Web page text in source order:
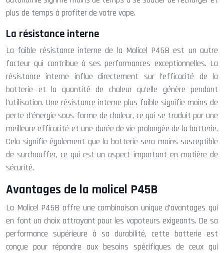
plus de temps à profiter de votre vape.
La résistance interne
La faible résistance interne de la Molicel P45B est un autre
facteur qui contribue à ses performances exceptionnelles. La
résistance interne influe directement sur l’efficacité de la
batterie et la quantité de chaleur qu’elle génère pendant
l’utilisation. Une résistance interne plus faible signifie moins de
perte d’énergie sous forme de chaleur, ce qui se traduit par une
meilleure efficacité et une durée de vie prolongée de la batterie.
Cela signifie également que la batterie sera moins susceptible
de surchauffer, ce qui est un aspect important en matière de
sécurité.
Avantages de la molicel P45B
La Molicel P45B offre une combinaison unique d’avantages qui
en font un choix attrayant pour les vapoteurs exigeants. De sa
performance supérieure à sa durabilité, cette batterie est
conçue pour répondre aux besoins spécifiques de ceux qui